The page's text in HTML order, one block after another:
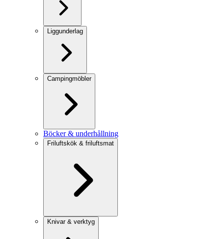
Liggunderlag
Campingmöbler
Böcker & underhållning
Friluftskök & friluftsmat
Knivar & verktyg